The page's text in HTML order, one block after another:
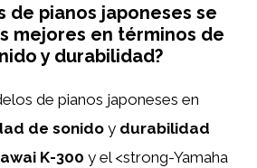
de pianos japoneses se
mejores en términos de
y durabilidad?
de pianos japoneses en
de sonido y durabilidad
K-300 y el <strong-Yamaha